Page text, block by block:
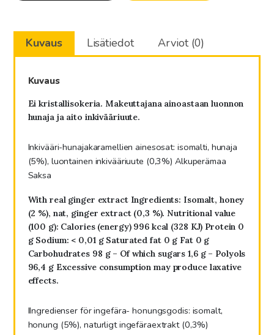
g
määrä
Kuvaus Lisätiedot Arviot (0)
Kuvaus
Ei kristallisokeria. Makeuttajana ainoastaan luonnon
hunaja ja aito inkivääriuute.
Inkivääri-hunajakaramellien ainesosat: isomalti, hunaja
(5%), luontainen inkivääriuute (0,3%) Alkuperämaa
Saksa
With real ginger extract Ingredients: Isomalt, honey
(2 %), nat, ginger extract (0,3 %). Nutritional value
(100 g): Calories (energy) 996 kcal (328 KJ) Protein 0
g Sodium: < 0,01 g Saturated fat 0 g Fat 0 g
Carbohudrates 98 g – Of which sugars 1,6 g – Polyols
96,4 g Excessive consumption may produce laxative
effects.
IIngredienser för ingefära- honungsgodis: isomalt,
honung (5%), naturligt ingefäraextrakt (0,3%)